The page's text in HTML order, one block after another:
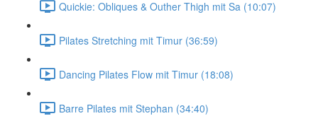
Quickie: Obliques & Outher Thigh mit Sa (10:07)
Pilates Stretching mit Timur (36:59)
Dancing Pilates Flow mit Timur (18:08)
Barre Pilates mit Stephan (34:40)